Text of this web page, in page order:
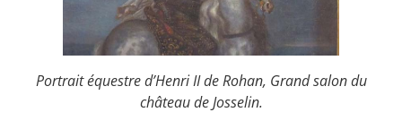
Portrait équestre d’Henri II de Rohan, Grand salon du
château de Josselin.